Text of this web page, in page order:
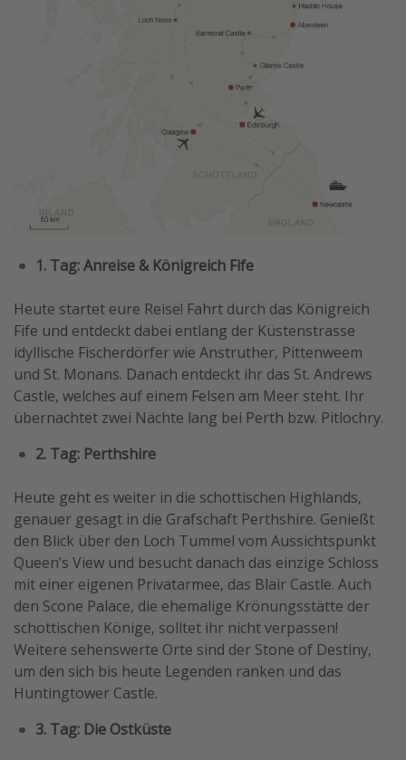
1. Tag: Anreise & Königreich Fife
Heute startet eure Reise! Fahrt durch das Königreich
Fife und entdeckt dabei entlang der Küstenstrasse
idyllische Fischerdörfer wie Anstruther, Pittenweem
und St. Monans. Danach entdeckt ihr das St. Andrews
Castle, welches auf einem Felsen am Meer steht. Ihr
übernachtet zwei Nächte lang bei Perth bzw. Pitlochry.
2. Tag: Perthshire
Heute geht es weiter in die schottischen Highlands,
genauer gesagt in die Grafschaft Perthshire. Genießt
den Blick über den Loch Tummel vom Aussichtspunkt
Queen’s View und besucht danach das einzige Schloss
mit einer eigenen Privatarmee, das Blair Castle. Auch
den Scone Palace, die ehemalige Krönungsstätte der
schottischen Könige, solltet ihr nicht verpassen!
Weitere sehenswerte Orte sind der Stone of Destiny,
um den sich bis heute Legenden ranken und das
Huntingtower Castle.
3. Tag: Die Ostküste